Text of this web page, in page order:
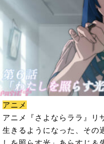
アニメ
アニメ『さよならララ』リ
生きるようになった、その